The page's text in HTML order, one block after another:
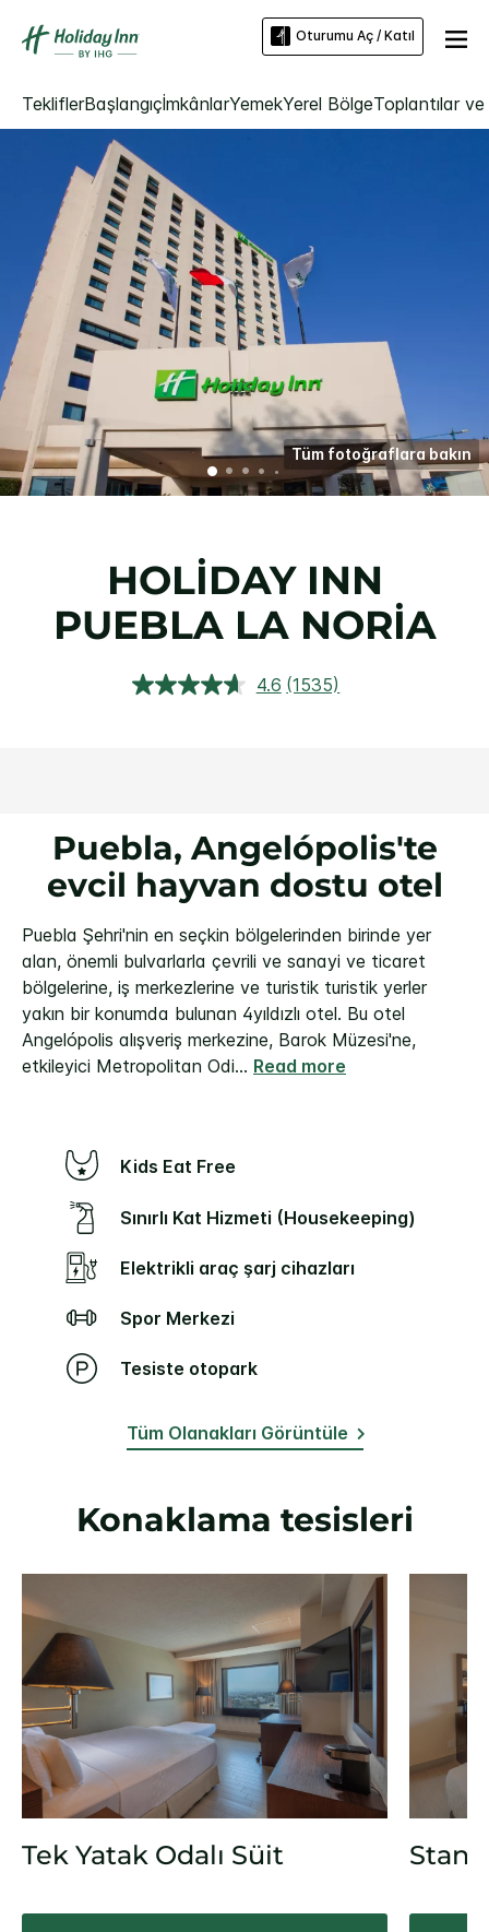
Oturumu Aç / Katıl
TekliflerBaşlangıçİmkânlarYemekYerel BölgeToplantılar
Tüm fotoğraflara bakın
HOLIDAY INN
PUEBLA LA NORIA
4.6 1535
(1535)
Puebla, Angelópolis'te
evcil hayvan dostu otel
Puebla Şehri'nin en seçkin bölgelerinden birinde yer
alan, önemli bulvarlarla çevrili ve sanayi ve ticaret
bölgelerine, iş merkezlerine ve turistik turistik yerler
yakın bir konumda bulunan 4yıldızlı otel. Bu otel
Angelópolis alışveriş merkezine, Barok Müzesi'ne,
etkileyici Metropolitan Odi... Read more
Kids Eat Free
Sınırlı Kat Hizmeti (Housekeeping)
Elektrikli araç şarj cihazları
Spor Merkezi
Tesiste otopark
Tüm Olanakları Görüntüle
Konaklama tesisleri
Tek Yatak Odalı Süit